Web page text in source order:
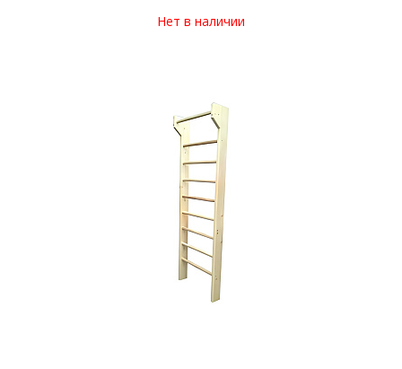
Нет в наличии